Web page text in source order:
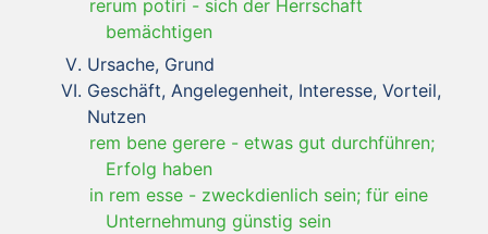
rerum potiri - sich der Herrschaft
bemächtigen
Ursache, Grund
Geschäft, Angelegenheit, Interesse, Vorteil,
Nutzen
rem bene gerere - etwas gut durchführen;
Erfolg haben
in rem esse - zweckdienlich sein; für eine
Unternehmung günstig sein